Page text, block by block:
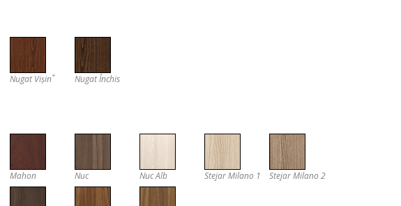
Nugat Vișin* Nugat Închis
Mahon Nuc Nuc Alb Stejar Milano 1 Stejar Milano 2